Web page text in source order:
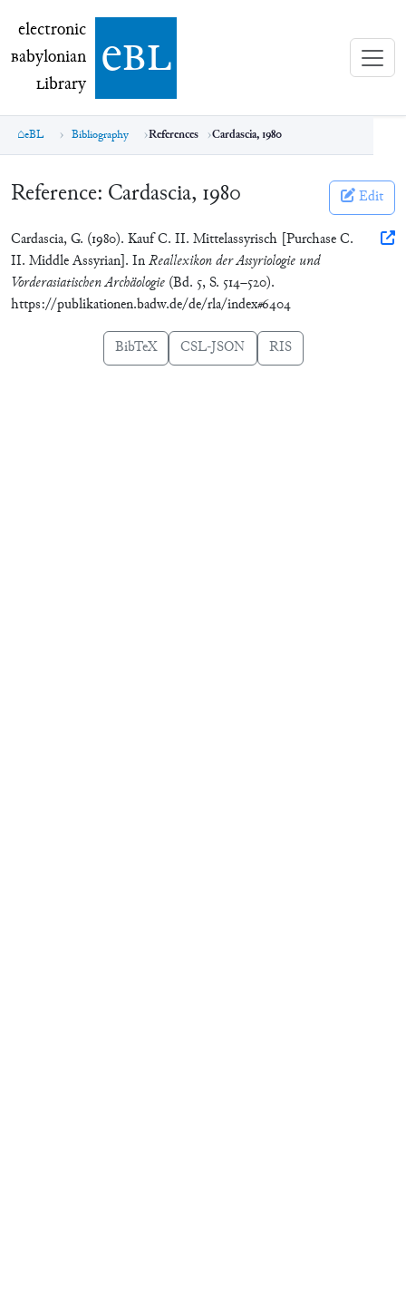
electronic Babylonian Library (eBL)
electronic
Babylonian
Library ebl
eBL Bibliography References Cardascia, 1980
Reference: Cardascia, 1980 Edit
Cardascia, G. (1980). Kauf C. II. Mittelassyrisch [Purchase C.
II. Middle Assyrian]. InReallexikon der Assyriologie und
Vorderasiatischen Archäologie (Bd. 5, S. 514–520).
https://publikationen.badw.de/de/rla/index#6404
BibTeX CSL-JSON RIS